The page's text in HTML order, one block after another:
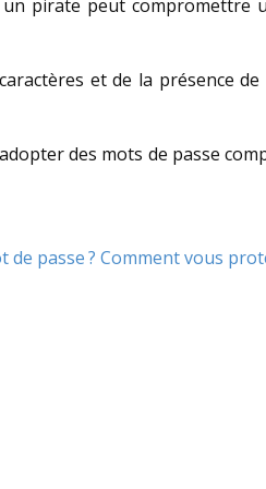
pirate peut compromettre
et de la présence de
des mots de passe
passe ? Comment vous